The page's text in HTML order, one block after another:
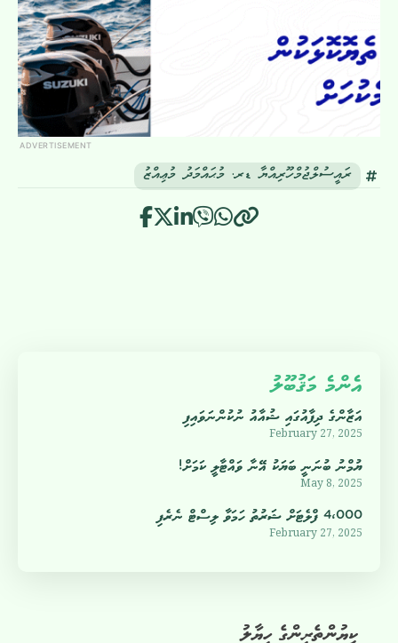
ADVERTISEMENT
ރައީސުލްޖުމްހޫރިއްޔާ ޑރ. މުޙައްމަދު މުޢިއްޒު
ކިޔުންތެރިންގެ ހިޔާލު
އެންމެ މަޤުބޫލު
އަޒާންގެ ދިފާއުގައި ޝުއާއު ނުކުންނަވައިފި
February 27, 2025
ޔުމްނު ބުނަނީ ބަޔަކު އޭނާ ވައްޓާލީ ކަމަށް!
May 8, 2025
4،000 ފްލެޓަށް ޝަރުތު ހަމަވާ ލިސްޓް ނެރެފި
February 27, 2025